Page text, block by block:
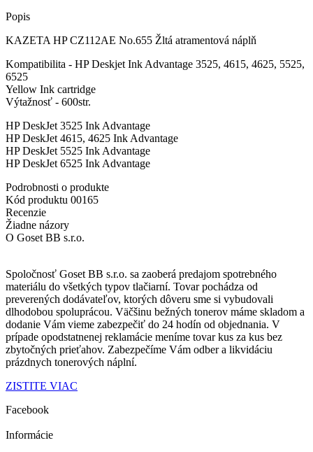
Popis
KAZETA HP CZ112AE No.655 Žltá atramentová náplň
Kompatibilita - HP Deskjet Ink Advantage 3525, 4615, 4625, 5525,
6525
Yellow Ink cartridge
Výtažnosť - 600str.
HP DeskJet 3525 Ink Advantage
HP DeskJet 4615, 4625 Ink Advantage
HP DeskJet 5525 Ink Advantage
HP DeskJet 6525 Ink Advantage
Podrobnosti o produkte
Kód produktu 00165
Recenzie
Žiadne názory
O Goset BB s.r.o.
Spoločnosť Goset BB s.r.o. sa zaoberá predajom spotrebného
materiálu do všetkých typov tlačiarní. Tovar pochádza od
preverených dodávateľov, ktorých dôveru sme si vybudovali
dlhodobou spoluprácou. Väčšinu bežných tonerov máme skladom a
dodanie Vám vieme zabezpečiť do 24 hodín od objednania. V
prípade opodstatnenej reklamácie meníme tovar kus za kus bez
zbytočných prieťahov. Zabezpečíme Vám odber a likvidáciu
prázdnych tonerových náplní.
ZISTITE VIAC
Facebook
Informácie